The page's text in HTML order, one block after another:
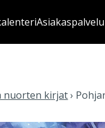
Asiakaspalvelu
nuorten kirjat›